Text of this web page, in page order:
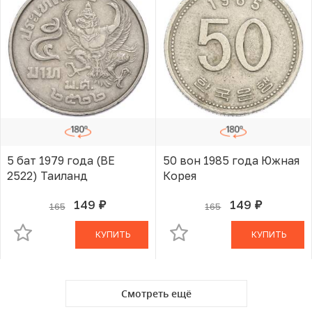
5 бат 1979 года (BE
2522) Таиланд
165 149 руб.
В КОРЗИНЕ
КУПИТЬ
50 вон 1985 года Южная
Корея
165 149 руб.
В КОРЗИНЕ
КУПИТЬ
Смотреть ещё